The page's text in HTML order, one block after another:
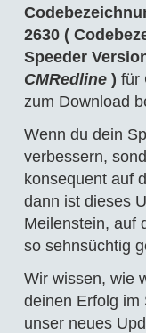
2630 (
Speeder
CMRedline ) für
zum Download
Wenn du dein
verbessern,
konsequent auf
dann ist dieses
Meilenstein, auf
so sehnsüchtig
Wir wissen, wie
deinen Erfolg im
unser neues